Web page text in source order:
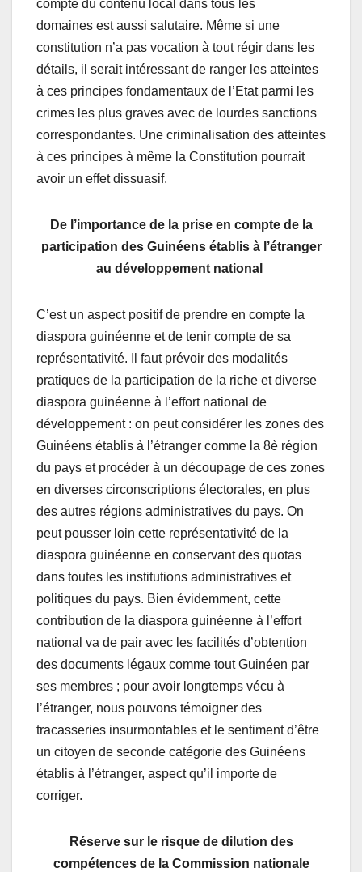
compte du contenu local dans tous les
domaines est aussi salutaire. Même si une
constitution n’a pas vocation à tout régir dans les
détails, il serait intéressant de ranger les atteintes
à ces principes fondamentaux de l’Etat parmi les
crimes les plus graves avec de lourdes sanctions
correspondantes. Une criminalisation des atteintes
à ces principes à même la Constitution pourrait
avoir un effet dissuasif.
De l’importance de la prise en compte de la
participation des Guinéens établis à l’étranger
au développement national
C’est un aspect positif de prendre en compte la
diaspora guinéenne et de tenir compte de sa
représentativité. Il faut prévoir des modalités
pratiques de la participation de la riche et diverse
diaspora guinéenne à l’effort national de
développement : on peut considérer les zones des
Guinéens établis à l’étranger comme la 8è région
du pays et procéder à un découpage de ces zones
en diverses circonscriptions électorales, en plus
des autres régions administratives du pays. On
peut pousser loin cette représentativité de la
diaspora guinéenne en conservant des quotas
dans toutes les institutions administratives et
politiques du pays. Bien évidemment, cette
contribution de la diaspora guinéenne à l’effort
national va de pair avec les facilités d’obtention
des documents légaux comme tout Guinéen par
ses membres ; pour avoir longtemps vécu à
l’étranger, nous pouvons témoigner des
tracasseries insurmontables et le sentiment d’être
un citoyen de seconde catégorie des Guinéens
établis à l’étranger, aspect qu’il importe de
corriger.
Réserve sur le risque de dilution des
compétences de la Commission nationale